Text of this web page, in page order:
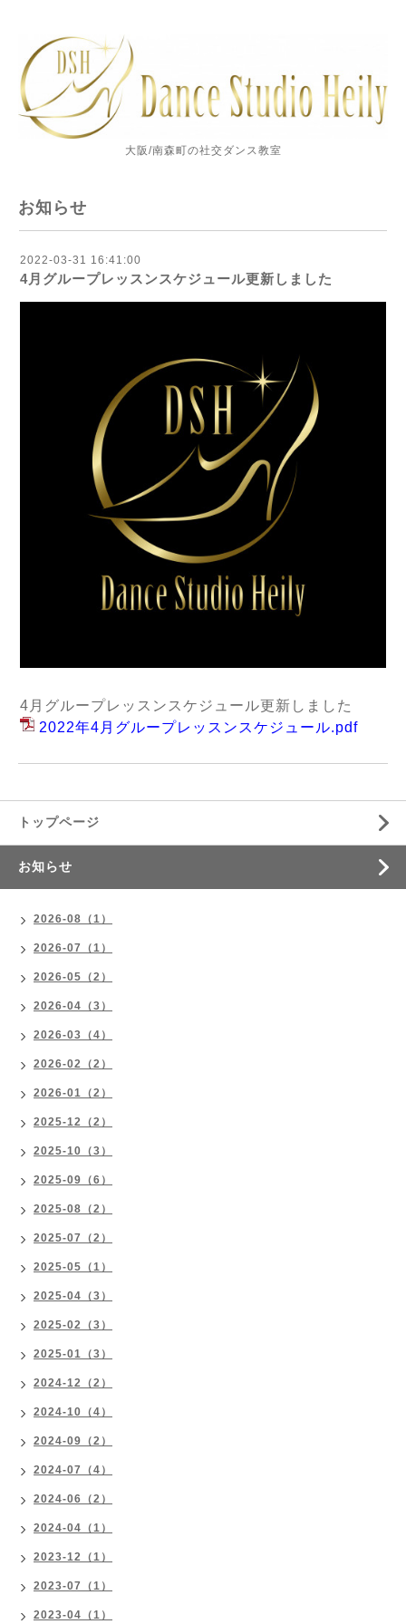
大阪/南森町の社交ダンス教室
お知らせ
2022-03-31 16:41:00
4月グループレッスンスケジュール更新しました
4月グループレッスンスケジュール更新しました
2022年4月グループレッスンスケジュール.pdf
トップページ
お知らせ
2026-08（1）
2026-07（1）
2026-05（2）
2026-04（3）
2026-03（4）
2026-02（2）
2026-01（2）
2025-12（2）
2025-10（3）
2025-09（6）
2025-08（2）
2025-07（2）
2025-05（1）
2025-04（3）
2025-02（3）
2025-01（3）
2024-12（2）
2024-10（4）
2024-09（2）
2024-07（4）
2024-06（2）
2024-04（1）
2023-12（1）
2023-07（1）
2023-04（1）